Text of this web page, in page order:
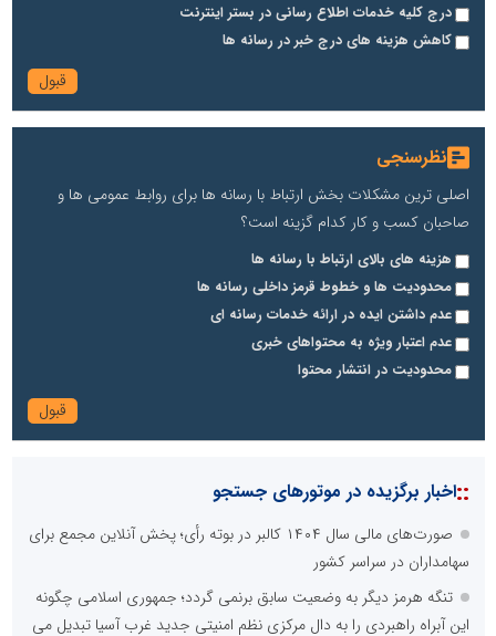
درج کلیه خدمات اطلاع رسانی در بستر اینترنت
کاهش هزینه های درج خبر در رسانه ها
نظرسنجی
اصلی ترین مشکلات بخش ارتباط با رسانه ها برای روابط عمومی ها و
صاحبان کسب و کار کدام گزینه است؟
هزینه های بالای ارتباط با رسانه ها
محدودیت ها و خطوط قرمز داخلی رسانه ها
عدم داشتن ایده در ارائه خدمات رسانه ای
عدم اعتبار ویژه به محتواهای خبری
محدودیت در انتشار محتوا
::اخبار برگزیده در موتورهای جستجو
صورت‌های مالی سال ۱۴۰۴ کالبر در بوته رأی؛ پخش آنلاین مجمع برای
سهامداران در سراسر کشور
تنگه هرمز دیگر به وضعیت سابق برنمی گردد؛ جمهوری اسلامی چگونه
این آبراه راهبردی را به دال مرکزی نظم امنیتی جدید غرب آسیا تبدیل می